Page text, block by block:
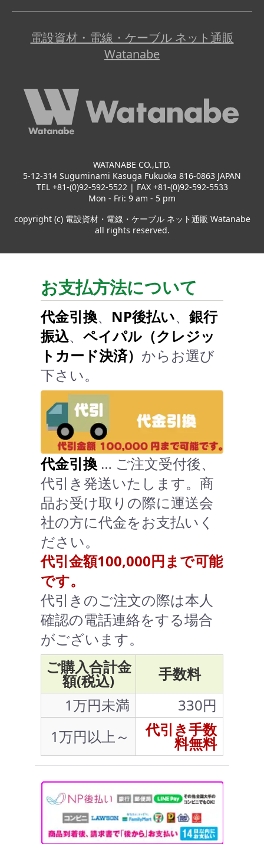
電設資材・電線・ケーブル ネット通販
Watanabe
WATANABE CO.,LTD.
5-12-314 Suguminami Kasuga Fukuoka 816-0863 JAPAN
TEL +81-(0)92-592-5522 | FAX +81-(0)92-592-5533
Mon - Fri: 9 am - 5 pm
copyright (c) 電設資材・電線・ケーブル ネット通販 Watanabe
all rights reserved.
お支払方法について
代金引換、 NP後払い、 銀行
振込、 ペイパル（クレジッ
トカード決済） からお選び
下さい。
代金引換 … ご注文受付後、
代引き発送いたします。商
品お受け取りの際に運送会
社の方に代金をお支払いく
ださい。
代引金額100,000円まで可能
です。
代引きのご注文の際は本人
確認の電話連絡をする場合
がございます。
ご購入合計金
額(税込)
手数料
1万円未満
330円
1万円以上～
代引き手数
料無料